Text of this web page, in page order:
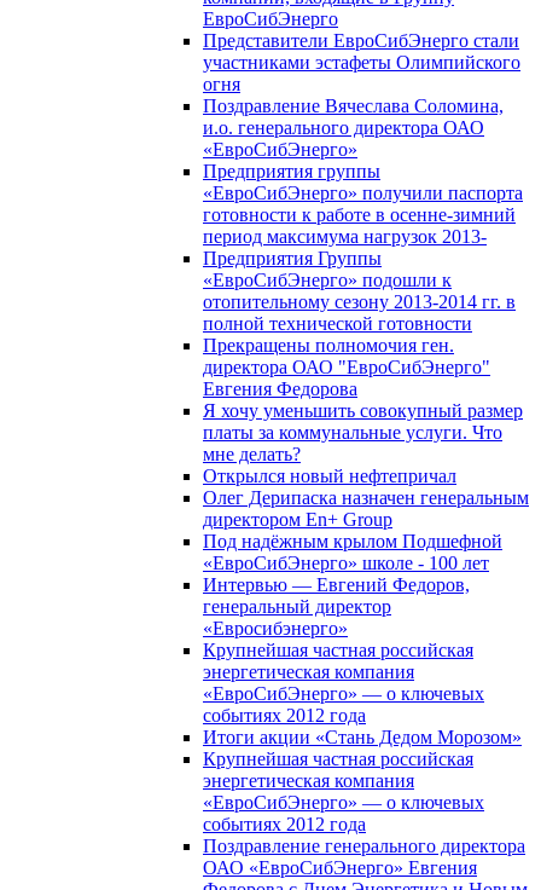
ЕвроСибЭнерго
Представители ЕвроСибЭнерго стали
участниками эстафеты Олимпийского
огня
Поздравление Вячеслава Соломина,
и.о. генерального директора ОАО
«ЕвроСибЭнерго»
Предприятия группы
«ЕвроСибЭнерго» получили паспорта
готовности к работе в осенне-зимний
период максимума нагрузок 2013-
Предприятия Группы
«ЕвроСибЭнерго» подошли к
отопительному сезону 2013-2014 гг. в
полной технической готовности
Прекращены полномочия ген.
директора ОАО "ЕвроСибЭнерго"
Евгения Федорова
Я хочу уменьшить совокупный размер
платы за коммунальные услуги. Что
мне делать?
Открылся новый нефтепричал
Олег Дерипаска назначен генеральным
директором En+ Group
Под надёжным крылом Подшефной
«ЕвроСибЭнерго» школе - 100 лет
Интервью — Евгений Федоров,
генеральный директор
«Евросибэнерго»
Крупнейшая частная российская
энергетическая компания
«ЕвроСибЭнерго» — о ключевых
событиях 2012 года
Итоги акции «Стань Дедом Морозом»
Крупнейшая частная российская
энергетическая компания
«ЕвроСибЭнерго» — о ключевых
событиях 2012 года
Поздравление генерального директора
ОАО «ЕвроСибЭнерго» Евгения